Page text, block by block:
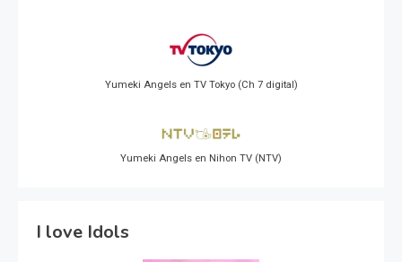
Yumeki Angels en TV Tokyo (Ch 7 digital)
Yumeki Angels en Nihon TV (NTV)
I love Idols